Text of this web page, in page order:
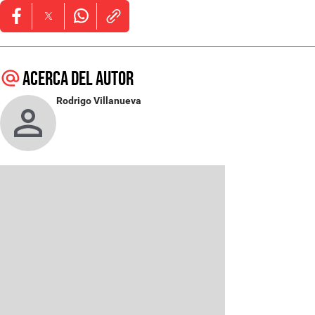
Opens in new window
Opens in new window
Opens in new window
Acerca del autor
Rodrigo Villanueva